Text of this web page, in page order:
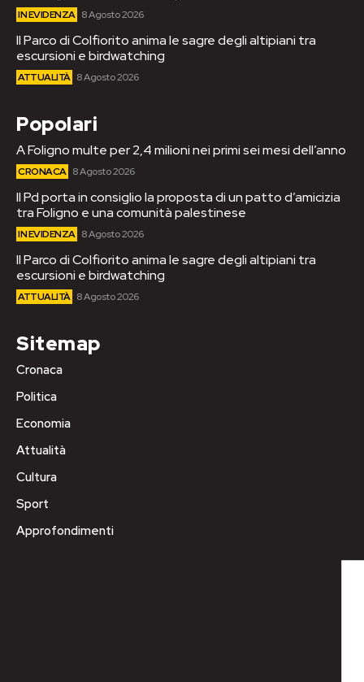
IN EVIDENZA 8 Agosto 2026
Il Parco di Colfiorito anima le sagre degli altipiani tra
escursioni e birdwatching
ATTUALITÀ 8 Agosto 2026
Popolari
A Foligno multe per 2,4 milioni nei primi sei mesi dell’anno
CRONACA 8 Agosto 2026
Il Pd porta in consiglio la proposta di un patto d’amicizia
tra Foligno e una comunità palestinese
IN EVIDENZA 8 Agosto 2026
Il Parco di Colfiorito anima le sagre degli altipiani tra
escursioni e birdwatching
ATTUALITÀ 8 Agosto 2026
Sitemap
Cronaca
Politica
Economia
Attualità
Cultura
Sport
Approfondimenti